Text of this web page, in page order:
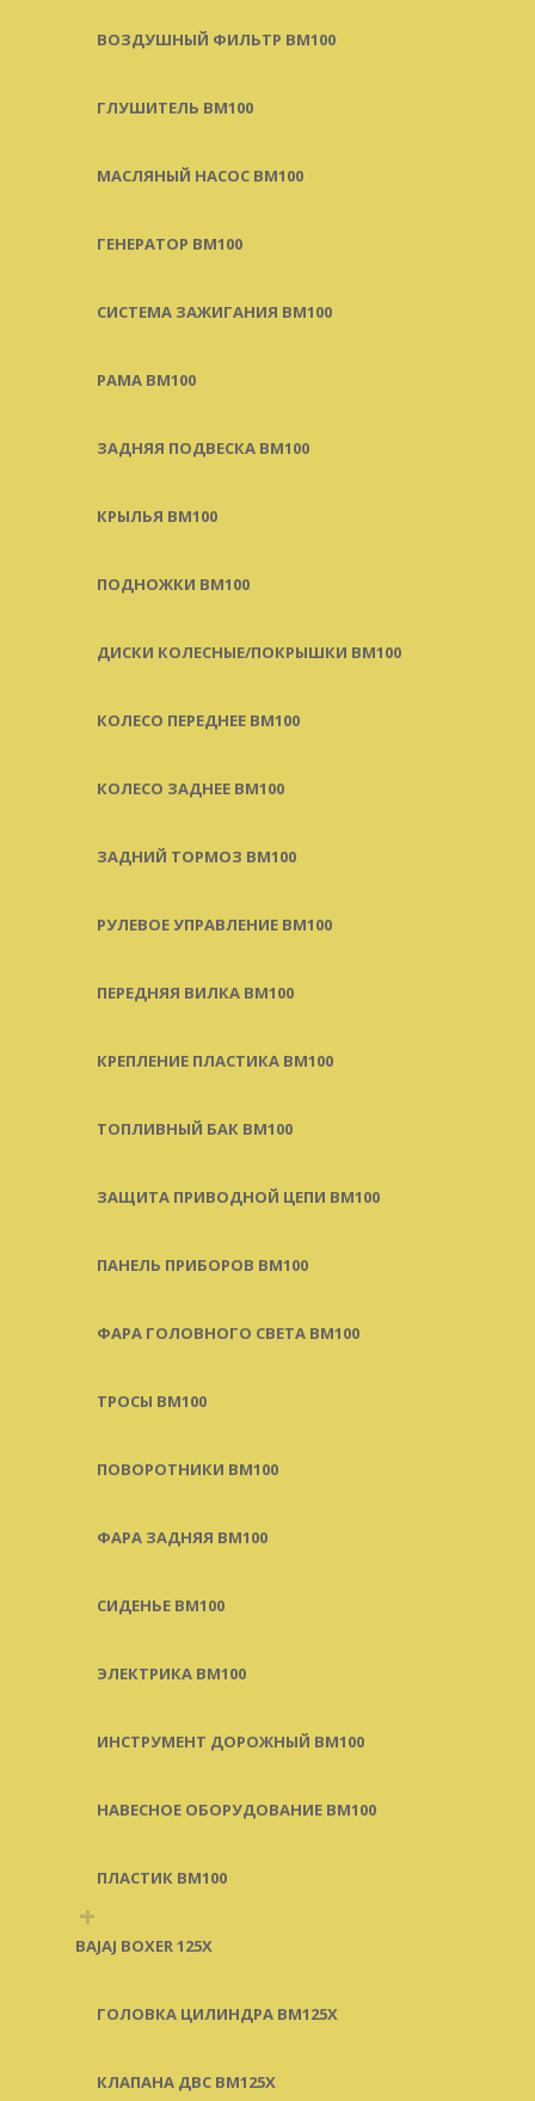
ВОЗДУШНЫЙ ФИЛЬТР BM100
ГЛУШИТЕЛЬ BM100
МАСЛЯНЫЙ НАСОС BM100
ГЕНЕРАТОР BM100
СИСТЕМА ЗАЖИГАНИЯ BM100
РАМА BM100
ЗАДНЯЯ ПОДВЕСКА BM100
КРЫЛЬЯ BM100
ПОДНОЖКИ BM100
ДИСКИ КОЛЕСНЫЕ/ПОКРЫШКИ BM100
КОЛЕСО ПЕРЕДНЕЕ BM100
КОЛЕСО ЗАДНЕЕ BM100
ЗАДНИЙ ТОРМОЗ BM100
РУЛЕВОЕ УПРАВЛЕНИЕ BM100
ПЕРЕДНЯЯ ВИЛКА BM100
КРЕПЛЕНИЕ ПЛАСТИКА BM100
ТОПЛИВНЫЙ БАК BM100
ЗАЩИТА ПРИВОДНОЙ ЦЕПИ BM100
ПАНЕЛЬ ПРИБОРОВ BM100
ФАРА ГОЛОВНОГО СВЕТА BM100
ТРОСЫ BM100
ПОВОРОТНИКИ BM100
ФАРА ЗАДНЯЯ BM100
СИДЕНЬЕ BM100
ЭЛЕКТРИКА BM100
ИНСТРУМЕНТ ДОРОЖНЫЙ BM100
НАВЕСНОЕ ОБОРУДОВАНИЕ BM100
ПЛАСТИК BM100
+
BAJAJ BOXER 125X
ГОЛОВКА ЦИЛИНДРА BM125X
КЛАПАНА ДВС BM125X